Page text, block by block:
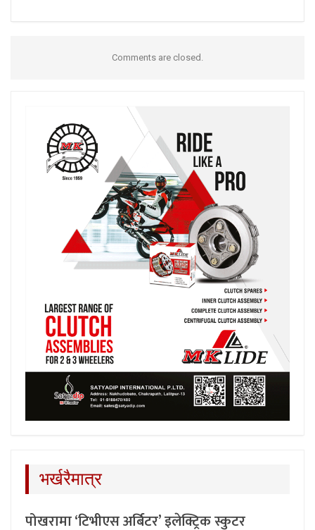
Comments are closed.
भर्खरैमात्र
पोखरामा ‘टिभीएस अर्बिटर’ इलेक्ट्रिक स्कुटर